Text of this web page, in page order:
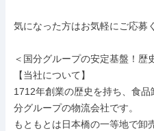
気になった方はお気軽にご応募
＜国分グループの安定基盤！歴
【当社について】
1712年創業の歴史を持ち、食
分グループの物流会社です。
もともとは日本橋の一等地で卸